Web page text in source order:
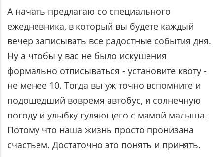
А начать предлагаю со специального
ежедневника, в который вы будете каждый
вечер записывать все радостные события дня.
Ну а чтобы у вас не было искушения
формально отписываться - установите квоту -
не менее 10. Тогда вы уж точно вспомните и
подошедший вовремя автобус, и солнечную
погоду и улыбку гуляющего с мамой малыша.
Потому что наша жизнь просто пронизана
счастьем. Достаточно это понять и принять.